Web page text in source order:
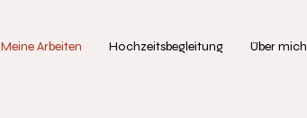
Meine Arbeiten Hochzeitsbegleitung Über mich